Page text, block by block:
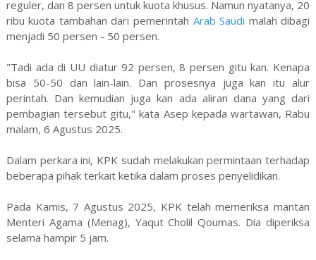
reguler, dan 8 persen untuk kuota khusus. Namun nyatanya, 20
ribu kuota tambahan dari pemerintah Arab Saudi malah dibagi
menjadi 50 persen - 50 persen.
"Tadi ada di UU diatur 92 persen, 8 persen gitu kan. Kenapa
bisa 50-50 dan lain-lain. Dan prosesnya juga kan itu alur
perintah. Dan kemudian juga kan ada aliran dana yang dari
pembagian tersebut gitu," kata Asep kepada wartawan, Rabu
malam, 6 Agustus 2025.
Dalam perkara ini, KPK sudah melakukan permintaan terhadap
beberapa pihak terkait ketika dalam proses penyelidikan.
Pada Kamis, 7 Agustus 2025, KPK telah memeriksa mantan
Menteri Agama (Menag), Yaqut Cholil Qoumas. Dia diperiksa
selama hampir 5 jam.